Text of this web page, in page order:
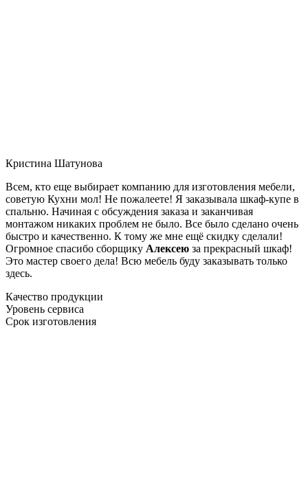
Кристина Шатунова
Всем, кто еще выбирает компанию для изготовления мебели,
советую Кухни мол! Не пожалеете! Я заказывала шкаф-купе в
спальню. Начиная с обсуждения заказа и заканчивая
монтажом никаких проблем не было. Все было сделано очень
быстро и качественно. К тому же мне ещё скидку сделали!
Огромное спасибо сборщику Алексею за прекрасный шкаф!
Это мастер своего дела! Всю мебель буду заказывать только
здесь.
Качество продукции
Уровень сервиса
Срок изготовления